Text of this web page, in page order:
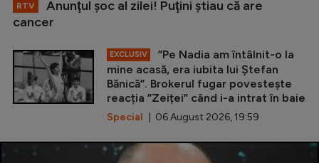
RTV
Anunţul şoc al zilei! Puţini ştiau că are
cancer
EXCLUSIV
”Pe Nadia am întâlnit-o la
mine acasă, era iubita lui Ștefan
Bănică”. Brokerul fugar povestește
reacția ”Zeiței” când i-a intrat în baie
Special | 06 August 2026, 19:59